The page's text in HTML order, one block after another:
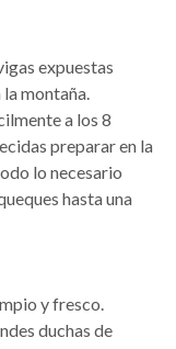
expuestas
montaña.
a los 8
preparar en la
lo necesario
hasta una
y fresco.
duchas de